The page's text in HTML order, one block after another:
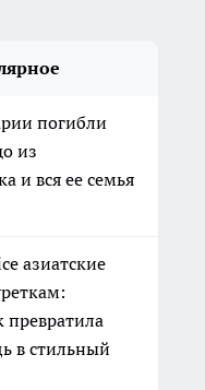
погибли
из
и вся ее семья
азиатские
превратила
в стильный